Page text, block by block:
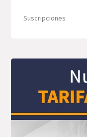
Suscripciones